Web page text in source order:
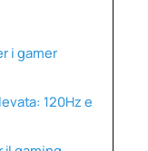
i gamer
120Hz e